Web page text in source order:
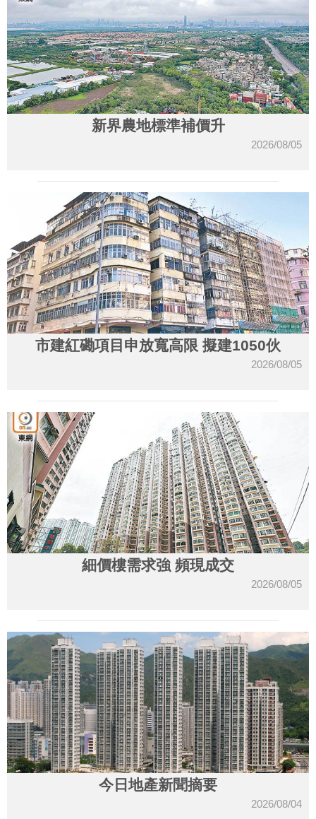
新界農地標準補價升
2026/08/05
市建紅磡項目申放寬高限 擬建1050伙
2026/08/05
細價樓需求強 頻現成交
2026/08/05
今日地產新聞摘要
2026/08/04